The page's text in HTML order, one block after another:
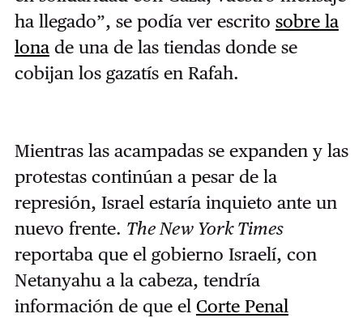
ha llegado”, se podía ver escrito sobre la
lonade una de las tiendas donde se
cobijan los gazatís en Rafah.
Mientras las acampadas se expanden y las
protestas continúan a pesar de la
represión, Israel estaría inquieto ante un
nuevo frente. The New York Times
reportaba que el gobierno Israelí, con
Netanyahu a la cabeza, tendría
información de que el Corte Penal